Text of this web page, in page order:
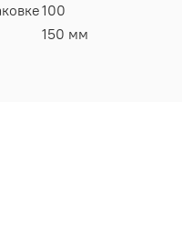
100
150 мм